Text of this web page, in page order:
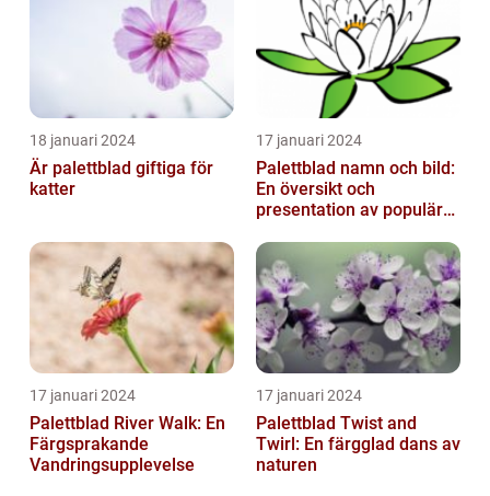
18 januari 2024
Är palettblad giftiga för
katter
17 januari 2024
Palettblad namn och bild:
En översikt och
presentation av populära
17 januari 2024
Palettblad River Walk: En
Färgsprakande
Vandringsupplevelse
17 januari 2024
Palettblad Twist and
Twirl: En färgglad dans av
naturen